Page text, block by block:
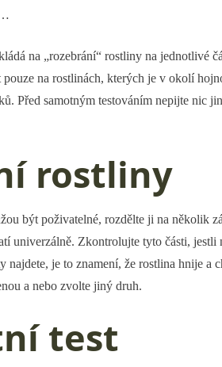
na „rozebrání“ rostliny na jednotlivé
pouze na rostlinách, kterých je v okolí
Před samotným testováním nepijte nic
rostliny
být poživatelné, rozdělte ji na několik
univerzálně. Zkontrolujte tyto části,
najdete, je to znamení, že rostlina hnije a
a nebo zvolte jiný druh.
test